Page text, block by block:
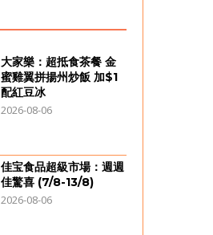
大家樂：超抵食茶餐 金
蜜雞翼拼揚州炒飯 加$1
配紅豆冰
2026-08-06
佳宝食品超級市場：週週
佳驚喜 (7/8-13/8)
2026-08-06